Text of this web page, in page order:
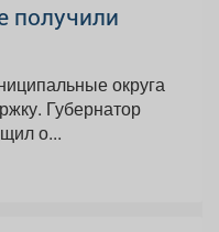
получили
округа
о...